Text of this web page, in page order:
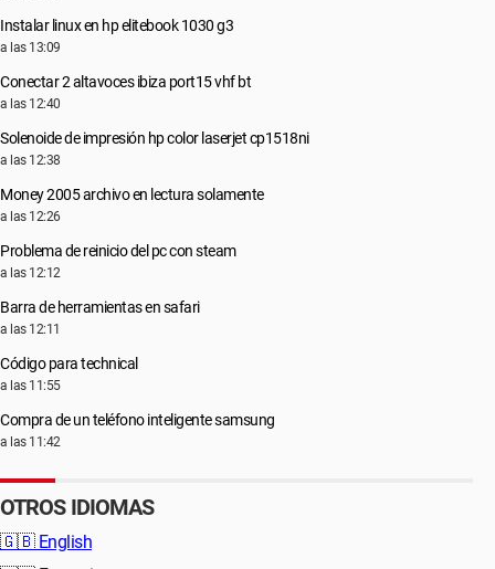
Instalar linux en hp elitebook 1030 g3
a las 13:09
Conectar 2 altavoces ibiza port15 vhf bt
a las 12:40
Solenoide de impresión hp color laserjet cp1518ni
a las 12:38
Money 2005 archivo en lectura solamente
a las 12:26
Problema de reinicio del pc con steam
a las 12:12
Barra de herramientas en safari
a las 12:11
Código para technical
a las 11:55
Compra de un teléfono inteligente samsung
a las 11:42
OTROS IDIOMAS
🇬🇧 English